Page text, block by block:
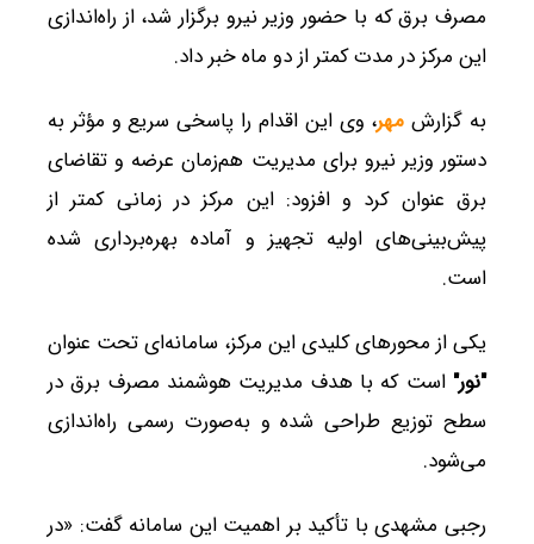
مصرف برق که با حضور وزیر نیرو برگزار شد، از راه‌اندازی
این مرکز در مدت کمتر از دو ماه خبر داد.
به گزارشمهر، وی این اقدام را پاسخی سریع و مؤثر به
دستور وزیر نیرو برای مدیریت هم‌زمان عرضه و تقاضای
برق عنوان کرد و افزود: این مرکز در زمانی کمتر از
پیش‌بینی‌های اولیه تجهیز و آماده بهره‌برداری شده
است.
یکی از محورهای کلیدی این مرکز، سامانه‌ای تحت عنوان
"نور" است که با هدف مدیریت هوشمند مصرف برق در
سطح توزیع طراحی شده و به‌صورت رسمی راه‌اندازی
می‌شود.
رجبی مشهدی با تأکید بر اهمیت این سامانه گفت: «در